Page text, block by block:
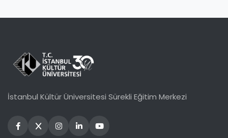
İstanbul Kültür Üniversitesi Sürekli Eğitim Merkezi